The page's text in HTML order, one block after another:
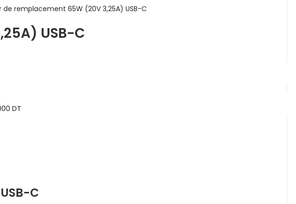
remplacement 65W (20V 3,25A) USB-C
USB-C
DT
C